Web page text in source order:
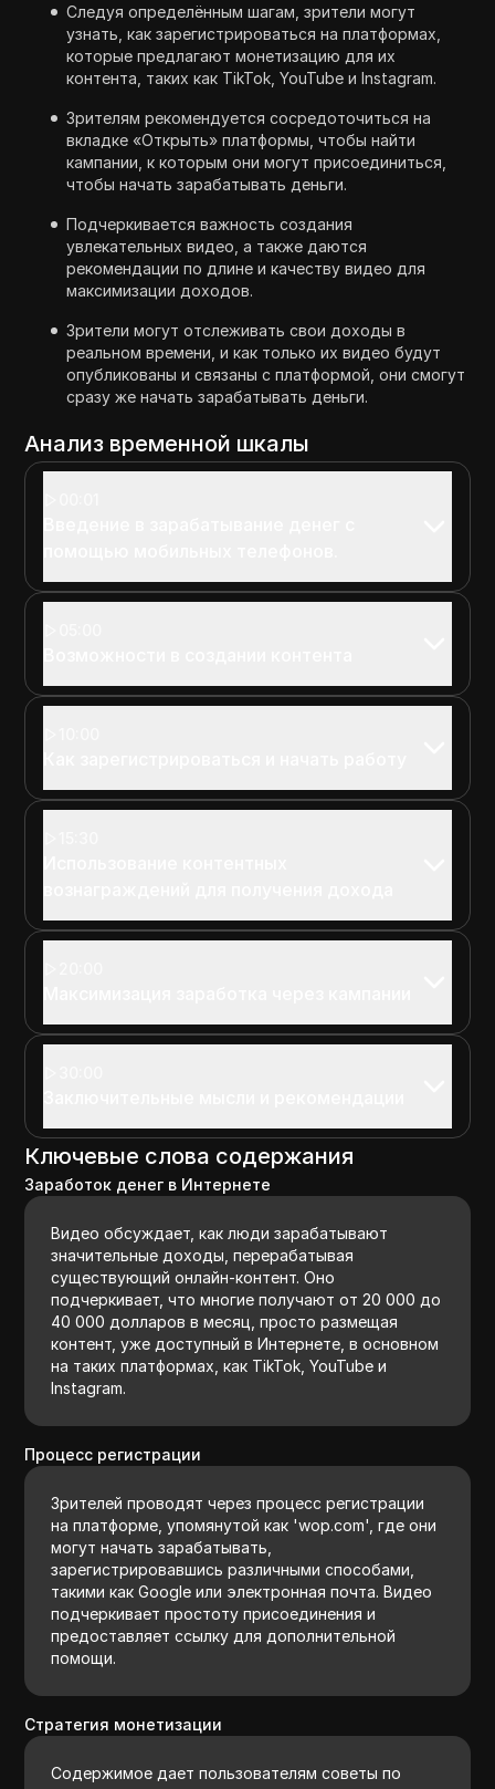
Следуя определённым шагам, зрители могут
узнать, как зарегистрироваться на платформах,
которые предлагают монетизацию для их
контента, таких как TikTok, YouTube и Instagram.
Зрителям рекомендуется сосредоточиться на
вкладке «Открыть» платформы, чтобы найти
кампании, к которым они могут присоединиться,
чтобы начать зарабатывать деньги.
Подчеркивается важность создания
увлекательных видео, а также даются
рекомендации по длине и качеству видео для
максимизации доходов.
Зрители могут отслеживать свои доходы в
реальном времени, и как только их видео будут
опубликованы и связаны с платформой, они смогут
сразу же начать зарабатывать деньги.
Анализ временной шкалы
Ключевые слова содержания
Заработок денег в Интернете
Видео обсуждает, как люди зарабатывают
значительные доходы, перерабатывая
существующий онлайн-контент. Оно
подчеркивает, что многие получают от 20 000 до
40 000 долларов в месяц, просто размещая
контент, уже доступный в Интернете, в основном
на таких платформах, как TikTok, YouTube и
Instagram.
Процесс регистрации
Зрителей проводят через процесс регистрации
на платформе, упомянутой как 'wop.com', где они
могут начать зарабатывать,
зарегистрировавшись различными способами,
такими как Google или электронная почта. Видео
подчеркивает простоту присоединения и
предоставляет ссылку для дополнительной
помощи.
Стратегия монетизации
Содержимое дает пользователям советы по